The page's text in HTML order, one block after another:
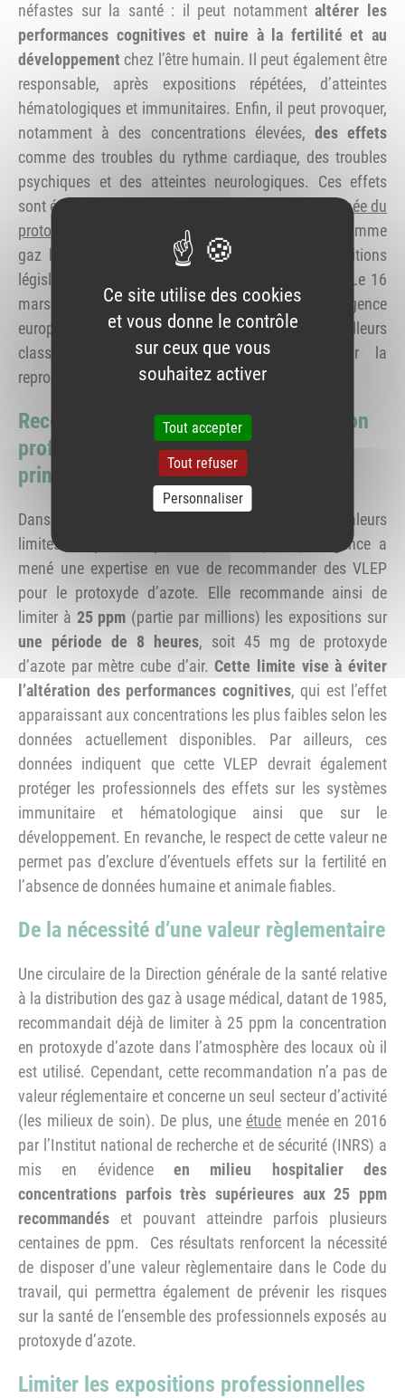
néfastes sur la santé : il peut notammentaltérer les
performances cognitives et nuire à la fertilité et au
développement chez l’être humain. Il peut également être
responsable, après expositions répétées, d’atteintes
hématologiques et immunitaires. Enfin, il peut provoquer,
notamment à des concentrations élevées, des effets
comme des troubles du rythme cardiaque, des troubles
psychiques et des atteintes neurologiques. Ces effets
sont également observés lors de
l’utilisation détournée du
protoxyde d’azote
pour un usage dit « récréatif » comme
gaz hilarant, qui a conduit à adopter des dispositions
législatives en particulier pour protéger les jeunes. Le 16
mars 2023, sur proposition de l’Anses, l’agence
européenne des produits chimiques (ECHA) a par ailleurs
classé cette substance comme toxique pour la
reproduction de catégorie 1B.
Recommandation de limites d’exposition
professionnelle pour prévenir les
principaux effets
Dans le cadre de son activité d’élaboration de valeurs
limites d’exposition professionnelle (VLEP), l’Agence a
mené une expertise en vue de recommander des VLEP
pour le protoxyde d’azote. Elle recommande ainsi de
limiter à 25 ppm (partie par millions) les expositions sur
une période de 8 heures, soit 45 mg de protoxyde
d’azote par mètre cube d’air.Cette limite vise à éviter
l’altération des performances cognitives, qui est l’effet
apparaissant aux concentrations les plus faibles selon les
données actuellement disponibles. Par ailleurs, ces
données indiquent que cette VLEP devrait également
protéger les professionnels des effets sur les systèmes
immunitaire et hématologique ainsi que sur le
développement. En revanche, le respect de cette valeur ne
permet pas d’exclure d’éventuels effets sur la fertilité en
l’absence de données humaine et animale fiables.
De la nécessité d’une valeur règlementaire
Une circulaire de la Direction générale de la santé relative
à la distribution des gaz à usage médical, datant de 1985,
recommandait déjà de limiter à 25 ppm la concentration
en protoxyde d’azote dans l’atmosphère des locaux où il
est utilisé. Cependant, cette recommandation n’a pas de
valeur réglementaire et concerne un seul secteur d’activité
(les milieux de soin). De plus, une étude menée en 2016
par l’Institut national de recherche et de sécurité (INRS) a
mis en évidence en milieu hospitalier des
concentrations parfois très supérieures aux 25 ppm
recommandés et pouvant atteindre parfois plusieurs
centaines de ppm. Ces résultats renforcent la nécessité
de disposer d’une valeur règlementaire dans le Code du
travail, qui permettra également de prévenir les risques
sur la santé de l’ensemble des professionnels exposés au
protoxyde d’azote.
Limiter les expositions professionnelles
Ce site utilise des cookies
et vous donne le contrôle
sur ceux que vous
souhaitez activer
Tout accepter
Tout refuser
Personnaliser